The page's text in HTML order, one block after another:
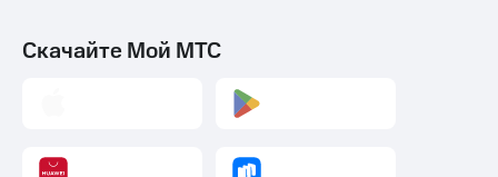
Скачайте Мой МТС